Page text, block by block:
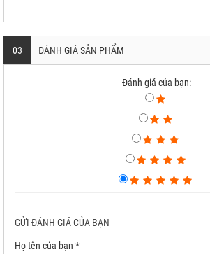
03 ĐÁNH GIÁ SẢN PHẨM
Đánh giá của bạn:
GỬI ĐÁNH GIÁ CỦA BẠN
Họ tên của bạn *